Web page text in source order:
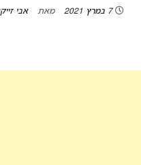
7 במרץ 2021 מאת אבי